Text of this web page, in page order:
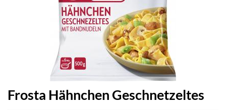
Frosta Hähnchen Geschnetzeltes